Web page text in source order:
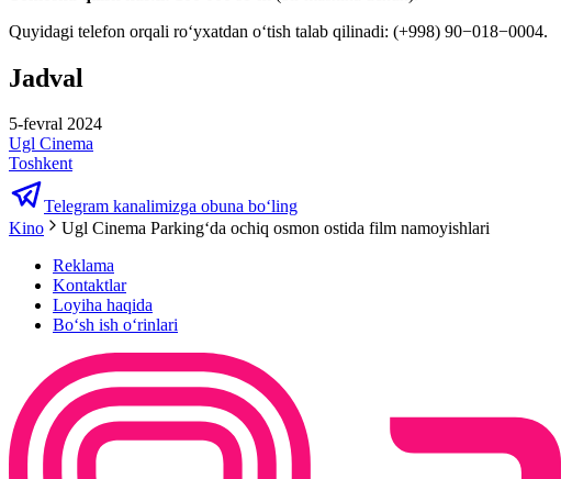
Quyidagi telefon orqali roʻyxatdan oʻtish talab qilinadi: (+998) 90−018−0004.
Jadval
5-fevral 2024
Ugl Cinema
Toshkent
Telegram kanalimizga obuna bo‘ling
Kino
Ugl Cinema Parkingʻda ochiq osmon ostida film namoyishlari
Reklama
Kontaktlar
Loyiha haqida
Bo‘sh ish o‘rinlari